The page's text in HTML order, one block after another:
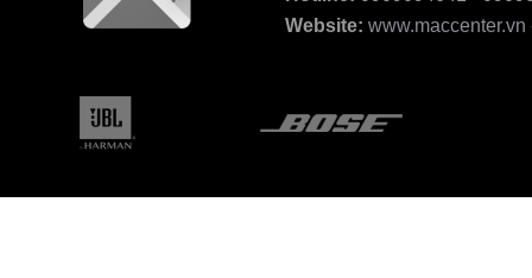
Website: www.maccenter.vn